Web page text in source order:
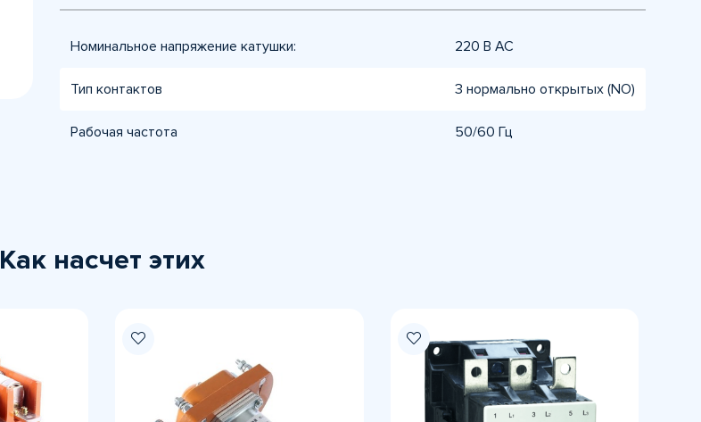
Номинальное напряжение катушки: 220 В AC
Тип контактов 3 нормально открытых (NO)
Рабочая частота 50/60 Гц
Как насчет этих